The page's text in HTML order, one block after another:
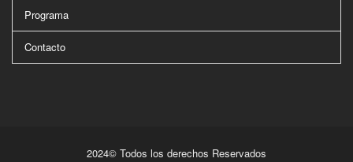
Programa
Contacto
2024© Todos los derechos Reservados